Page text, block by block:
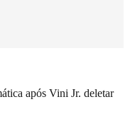
após Vini Jr. deletar